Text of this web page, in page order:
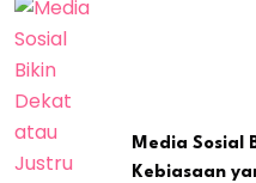
Media Sosial
Kebiasaan